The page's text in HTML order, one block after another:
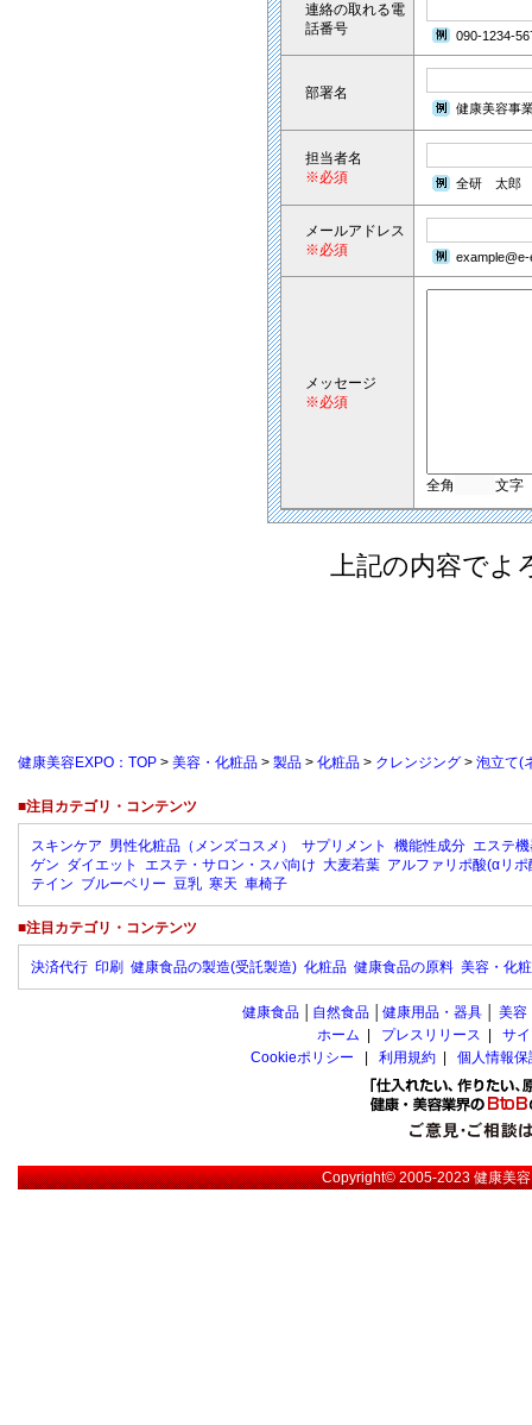
連絡の取れる電
話番号
090-1234-
部署名
健康美容事
担当者名
※必須
全研 太郎
メールアドレス
※必須
メッセージ
※必須
全角 文字
上記の内容でよ
健康美容EXPO：TOP > 美容・化粧品 > 製品 > 化粧品 > クレンジング > 泡立て(
■注目カテゴリ・コンテンツ
スキンケア 男性化粧品（メンズコスメ） サプリメント 機能性成分 エステ
ゲン ダイエット エステ・サロン・スパ向け 大麦若葉 アルファリポ酸(αリポ
テイン ブルーベリー 豆乳 寒天 車椅子
■注目カテゴリ・コンテンツ
決済代行 印刷 健康食品の製造(受託製造) 化粧品 健康食品の原料 美容・化
健康食品 自然食品 健康用品・器具 美容
ホーム
プレスリリース
サ
Cookieポリシー
利用規約 個人情報
Copyright© 2005-2023健康美